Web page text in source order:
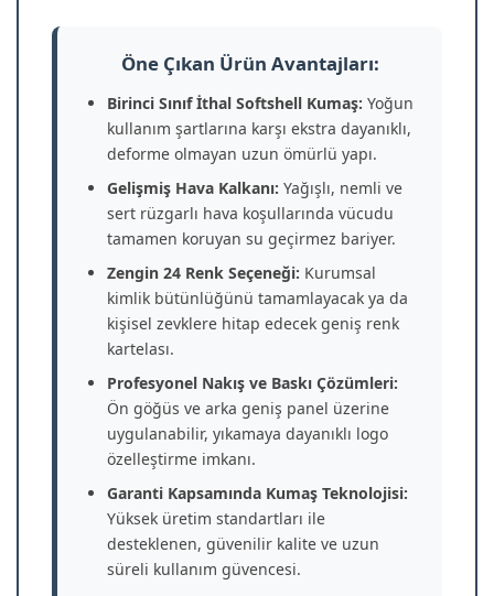
Öne Çıkan Ürün Avantajları:
Birinci Sınıf İthal Softshell Kumaş: Yoğun
kullanım şartlarına karşı ekstra dayanıklı,
deforme olmayan uzun ömürlü yapı.
Gelişmiş Hava Kalkanı: Yağışlı, nemli ve
sert rüzgarlı hava koşullarında vücudu
tamamen koruyan su geçirmez bariyer.
Zengin 24 Renk Seçeneği: Kurumsal
kimlik bütünlüğünü tamamlayacak ya da
kişisel zevklere hitap edecek geniş renk
kartelası.
Profesyonel Nakış ve Baskı Çözümleri:
Ön göğüs ve arka geniş panel üzerine
uygulanabilir, yıkamaya dayanıklı logo
özelleştirme imkanı.
Garanti Kapsamında Kumaş Teknolojisi:
Yüksek üretim standartları ile
desteklenen, güvenilir kalite ve uzun
süreli kullanım güvencesi.